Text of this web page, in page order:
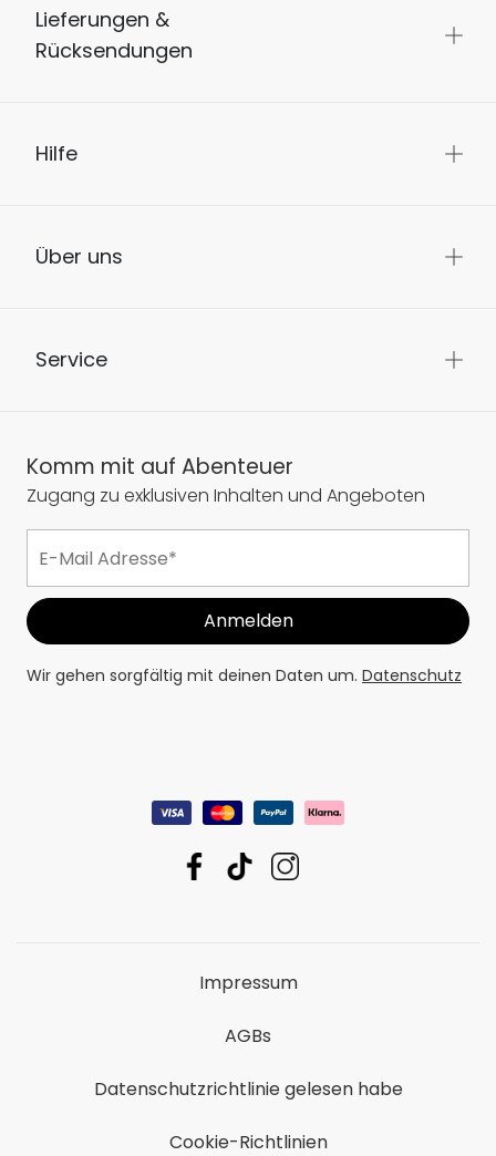
Lieferungen &
Rücksendungen
Hilfe
Über uns
Service
Komm mit auf Abenteuer
Zugang zu exklusiven Inhalten und Angeboten
Wir gehen sorgfältig mit deinen Daten um. Datenschutz
Impressum
AGBs
Datenschutzrichtlinie gelesen habe
Cookie-Richtlinien